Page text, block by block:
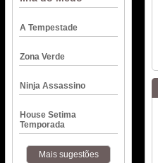
A Tempestade
Zona Verde
Ninja Assassino
House Setima
Temporada
Mais sugestões